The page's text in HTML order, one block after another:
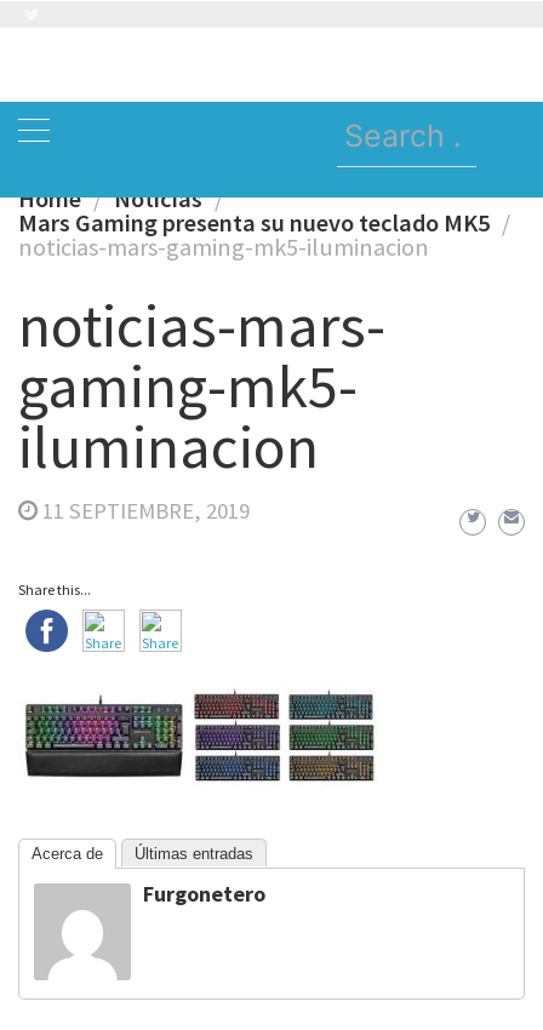
Search
for:
Home Noticias
Mars Gaming presenta su nuevo teclado MK5
noticias-mars-gaming-mk5-iluminacion
noticias-mars-
gaming-mk5-
iluminacion
11 SEPTIEMBRE, 2019
Share this...
Acerca de Últimas entradas
Furgonetero